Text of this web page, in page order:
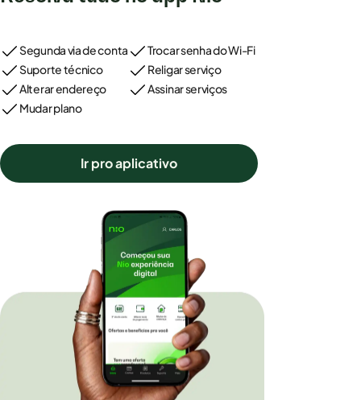
Segunda via de conta
Suporte técnico
Alterar endereço
Mudar plano
Trocar senha do Wi-Fi
Religar serviço
Assinar serviços
Ir pro aplicativo